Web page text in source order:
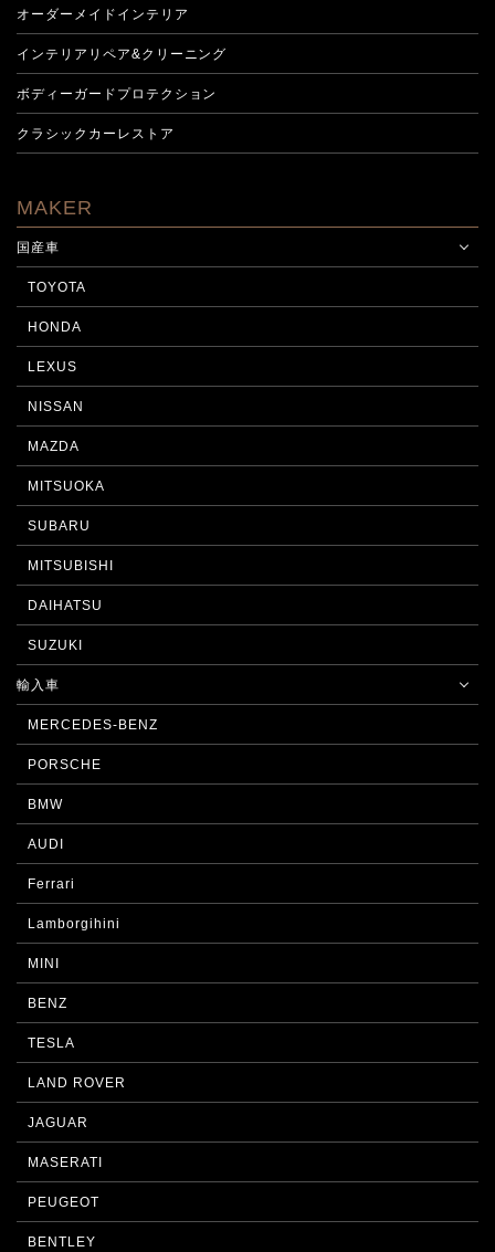
オーダーメイドインテリア
インテリアリペア&クリーニング
ボディーガードプロテクション
クラシックカーレストア
MAKER
国産車
TOYOTA
HONDA
LEXUS
NISSAN
MAZDA
MITSUOKA
SUBARU
MITSUBISHI
DAIHATSU
SUZUKI
輸入車
MERCEDES-BENZ
PORSCHE
BMW
AUDI
Ferrari
Lamborgihini
MINI
BENZ
TESLA
LAND ROVER
JAGUAR
MASERATI
PEUGEOT
BENTLEY